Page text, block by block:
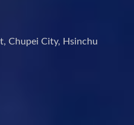
Chupei City, Hsinchu